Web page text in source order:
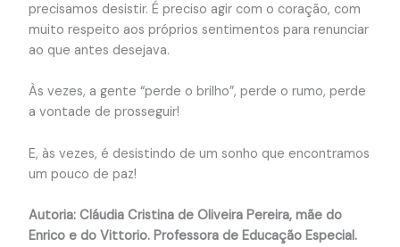
precisamos desistir. É preciso agir com o coração, com
muito respeito aos próprios sentimentos para renunciar
ao que antes desejava.
Às vezes, a gente “perde o brilho”, perde o rumo, perde
a vontade de prosseguir!
E, às vezes, é desistindo de um sonho que encontramos
um pouco de paz!
Autoria: Cláudia Cristina de Oliveira Pereira, mãe do
Enrico e do Vittorio. Professora de Educação Especial.